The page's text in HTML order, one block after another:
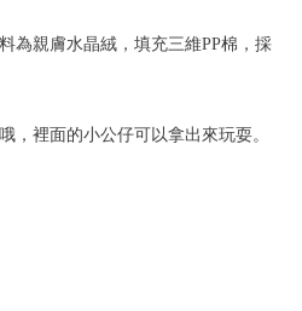
為親膚水晶絨，填充三維PP棉，採
，裡面的小公仔可以拿出來玩耍。